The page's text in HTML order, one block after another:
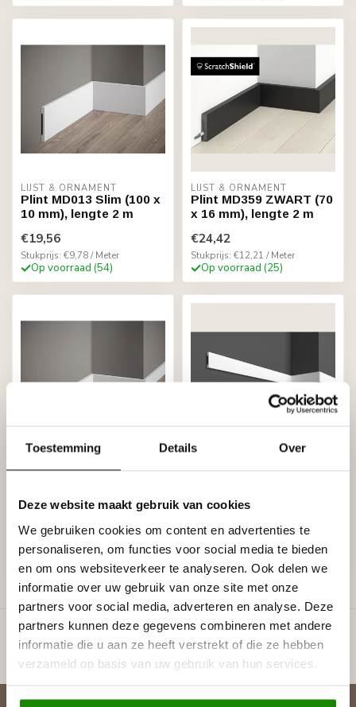
Toestemming Details Over
Deze website maakt gebruik van cookies
We gebruiken cookies om content en advertenties te
personaliseren, om functies voor social media te bieden
en om ons websiteverkeer te analyseren. Ook delen we
informatie over uw gebruik van onze site met onze
partners voor social media, adverteren en analyse. Deze
partners kunnen deze gegevens combineren met andere
informatie die u aan ze heeft verstrekt of die ze hebben
verzameld op basis van uw gebruik van hun services.
LIJST & ORNAMENT
Plint MD013 Slim (100 x
10 mm), lengte 2 m
€19,56
Stukprijs: €9,78 / Meter
Op voorraad (54)
LIJST & ORNAMENT
Plint MD359 ZWART (70
x 16 mm), lengte 2 m
€24,42
Stukprijs: €12,21 / Meter
Op voorraad (25)
Plint MD011 (40 x 10
€11,40
Stukprijs: €5,70 / Meter
Op voorraad
lengte 2 m
€12,52
Stukprijs: €6,26 / Meter
Op voorraad (24)
Toon1 -6van 6